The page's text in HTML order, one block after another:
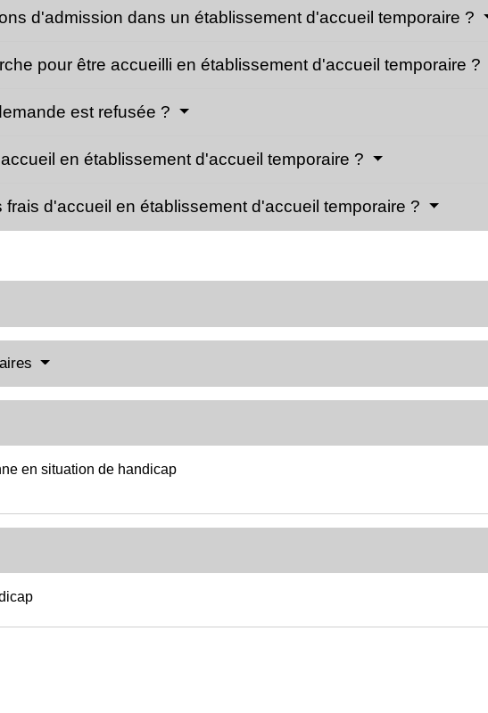
d'admission dans un établissement d'accueil temporaire ?
pour être accueilli en établissement d'accueil temporaire ?
est refusée ?
en établissement d'accueil temporaire ?
d'accueil en établissement d'accueil temporaire ?
en situation de handicap